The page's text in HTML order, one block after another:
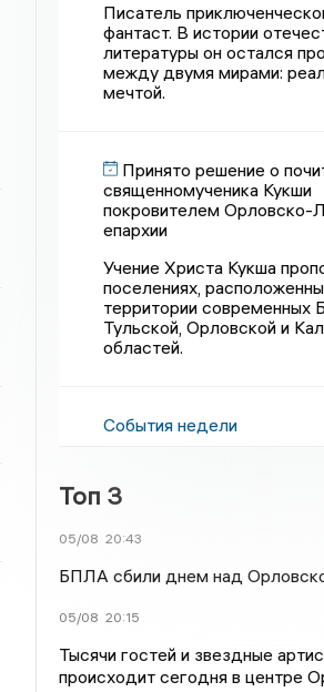
Писатель
фантаст. В истории
литературы он остался
между двумя мирами:
мечтой.
Принято решение о
священномученика Кукши
покровителем Орловско-
епархии
Учение Христа Кукша
поселениях,
территории современных
Тульской, Орловской и
областей.
События недели
Топ 3
05/08 20:43
БПЛА сбили днем над
05/08 20:15
Тысячи гостей и звездные
происходит сегодня в центре